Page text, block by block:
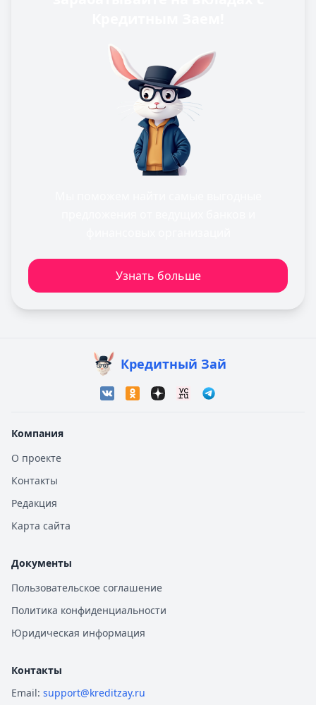
Узнать больше
Кредитный Зай
Компания
О проекте
Контакты
Редакция
Карта сайта
Документы
Пользовательское соглашение
Политика конфиденциальности
Юридическая информация
Контакты
Email: support@kreditzay.ru